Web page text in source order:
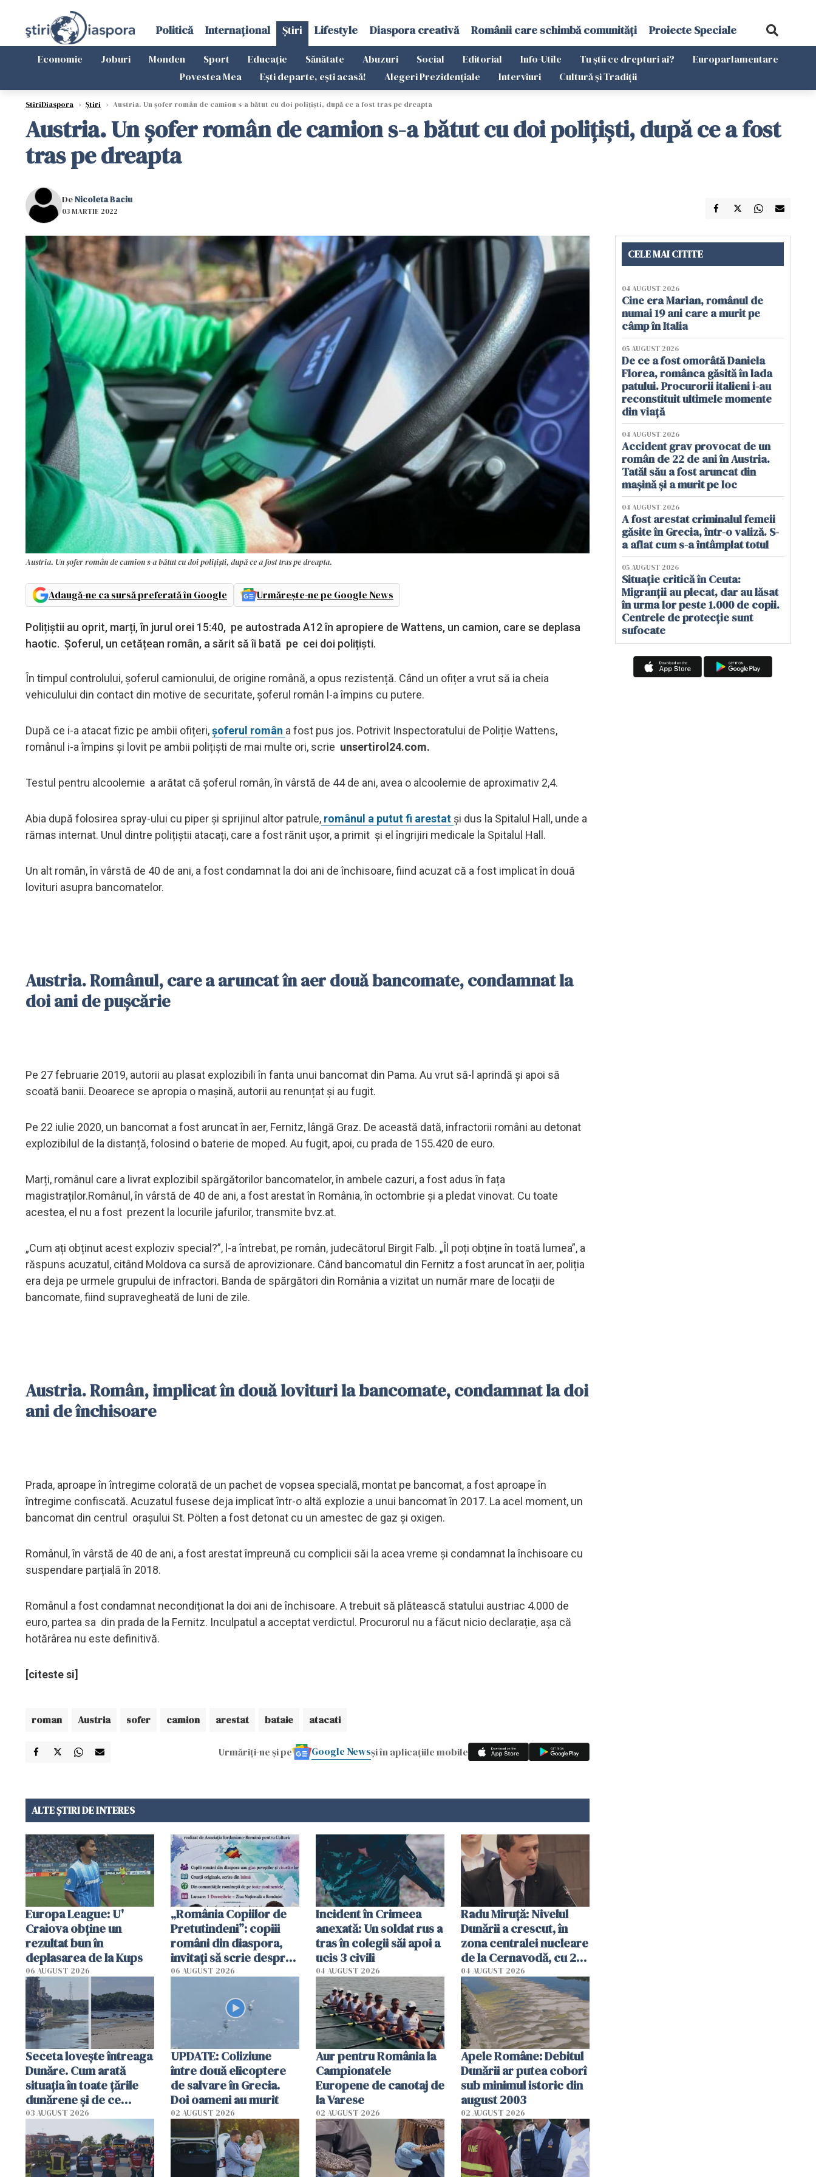
Politică Internațional Știri Lifestyle Diaspora creativă Românii care schimbă comunități Proiecte Speciale
Economie Joburi Monden Sport Educație Sănătate Abuzuri Social Editorial Info-Utile Tu știi ce drepturi ai?
Europarlamentare
Povestea Mea
Ești departe, ești acasă! Alegeri Prezidențiale Interviuri Cultură și Tradiții
StiriDiaspora › Știri › Austria. Un șofer român de camion s-a bătut cu doi polițiști, după ce a fost tras pe dreapta
Austria. Un șofer român de camion s-a bătut cu doi polițiști, după ce a fost
tras pe dreapta
DeNicoleta Baciu
03 MARTIE 2022
Austria. Un șofer român de camion s-a bătut cu doi polițiști, după ce a fost tras pe dreapta.
Adaugă-ne ca sursă preferată în Google Urmărește-ne pe Google News
Polițiștii au oprit, marți, în jurul orei 15:40, pe autostrada A12 în apropiere de Wattens, un camion, care se deplasa
haotic. Șoferul, un cetățean român, a sărit să îi bată pe cei doi polițiști.
În timpul controlului, șoferul camionului, de origine română, a opus rezistență. Când un ofițer a vrut să ia cheia
vehiculului din contact din motive de securitate, șoferul român l-a împins cu putere.
După ce i-a atacat fizic pe ambii ofițeri,șoferul român a fost pus jos. Potrivit Inspectoratului de Poliție Wattens,
românul i-a împins și lovit pe ambii polițiști de mai multe ori, scrie unsertirol24.com.
Testul pentru alcoolemie a arătat că șoferul român, în vârstă de 44 de ani, avea o alcoolemie de aproximativ 2,4.
Abia după folosirea spray-ului cu piper și sprijinul altor patrule, românul a putut fi arestat și dus la Spitalul Hall, unde a
rămas internat. Unul dintre polițiștii atacați, care a fost rănit ușor, a primit și el îngrijiri medicale la Spitalul Hall.
Un alt român, în vârstă de 40 de ani, a fost condamnat la doi ani de închisoare, fiind acuzat că a fost implicat în două
lovituri asupra bancomatelor.
Austria. Românul, care a aruncat în aer două bancomate, condamnat la
doi ani de pușcărie
Pe 27 februarie 2019, autorii au plasat explozibili în fanta unui bancomat din Pama. Au vrut să-l aprindă și apoi să
scoată banii. Deoarece se apropia o mașină, autorii au renunțat și au fugit.
Pe 22 iulie 2020, un bancomat a fost aruncat în aer, Fernitz, lângă Graz. De această dată, infractorii români au detonat
explozibilul de la distanță, folosind o baterie de moped. Au fugit, apoi, cu prada de 155.420 de euro.
Marți, românul care a livrat explozibil spărgătorilor bancomatelor, în ambele cazuri, a fost adus în fața
magistraților.Românul, în vârstă de 40 de ani, a fost arestat în România, în octombrie și a pledat vinovat. Cu toate
acestea, el nu a fost prezent la locurile jafurilor, transmite bvz.at.
„Cum ați obținut acest exploziv special?”, l-a întrebat, pe român, judecătorul Birgit Falb. „Îl poți obține în toată lumea”, a
răspuns acuzatul, citând Moldova ca sursă de aprovizionare. Când bancomatul din Fernitz a fost aruncat în aer, poliția
era deja pe urmele grupului de infractori. Banda de spărgători din România a vizitat un număr mare de locații de
bancomate, fiind supravegheată de luni de zile.
Austria. Român, implicat în două lovituri la bancomate, condamnat la doi
ani de închisoare
Prada, aproape în întregime colorată de un pachet de vopsea specială, montat pe bancomat, a fost aproape în
întregime confiscată. Acuzatul fusese deja implicat într-o altă explozie a unui bancomat în 2017. La acel moment, un
bancomat din centrul orașului St. Pölten a fost detonat cu un amestec de gaz și oxigen.
Românul, în vârstă de 40 de ani, a fost arestat împreună cu complicii săi la acea vreme și condamnat la închisoare cu
suspendare parțială în 2018.
Românul a fost condamnat necondiționat la doi ani de închisoare. A trebuit să plătească statului austriac 4.000 de
euro, partea sa din prada de la Fernitz. Inculpatul a acceptat verdictul. Procurorul nu a făcut nicio declarație, așa că
hotărârea nu este definitivă.
[citeste si]
roman Austria sofer camion arestat bataie atacati
Urmăriți-ne și pe Google Newsși în aplicațiile mobile
ALTE ȘTIRI DE INTERES
Europa League: U'
Craiova obține un
rezultat bun în
deplasarea de la Kups
06 AUGUST 2026
„România Copiilor de
Pretutindeni”: copiii
români din diaspora,
invitați să scrie despre
România într-un volum
06 AUGUST 2026
Incident în Crimeea
anexată: Un soldat rus a
tras în colegii săi apoi a
ucis 3 civili
04 AUGUST 2026
Radu Miruţă: Nivelul
Dunării a crescut, în
zona centralei nucleare
de la Cernavodă, cu 2
cm faţă de ziua trecută
04 AUGUST 2026
Seceta lovește întreaga
Dunăre. Cum arată
situația în toate țările
dunărene și de ce
România resimte
efectele, deși a plouat
în iulie
03 AUGUST 2026
UPDATE: Coliziune
între două elicoptere
de salvare în Grecia.
Doi oameni au murit
02 AUGUST 2026
Aur pentru România la
Campionatele
Europene de canotaj de
la Varese
02 AUGUST 2026
Apele Române: Debitul
Dunării ar putea coborî
sub minimul istoric din
august 2003
02 AUGUST 2026
CELE MAI CITITE
04 AUGUST 2026
Cine era Marian, românul de
numai 19 ani care a murit pe
câmp în Italia
05 AUGUST 2026
De ce a fost omorâtă Daniela
Florea, românca găsită în lada
patului. Procurorii italieni i-au
reconstituit ultimele momente
din viață
04 AUGUST 2026
Accident grav provocat de un
român de 22 de ani în Austria.
Tatăl său a fost aruncat din
mașină și a murit pe loc
04 AUGUST 2026
A fost arestat criminalul femeii
găsite în Grecia, într-o valiză. S-
a aflat cum s-a întâmplat totul
05 AUGUST 2026
Situație critică în Ceuta:
Migranții au plecat, dar au lăsat
în urma lor peste 1.000 de copii.
Centrele de protecție sunt
sufocate